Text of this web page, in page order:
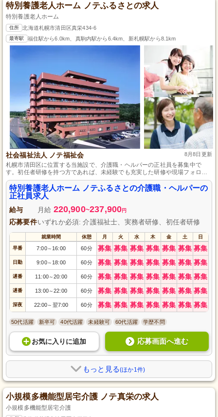
特別養護老人ホーム ノテふるさとの求人
特別養護老人ホーム
住所 北海道札幌市清田区真栄434-6
最寄駅 福住駅から6.0km、真駒内駅から6.4km、新札幌駅から8.1km
社会福祉法人 ノテ福祉会 8月8日更新
札幌市清田区に位置する当施設で、介護職・ヘルパーの正社員を募集中で
す。初任者研修を持つ方であれば、未経験でも充実した研修や現場フォロー
体制があるため安心してスタートできます。家庭的な雰囲気で生活援助に注
力し、地域社会で安心して暮らせる支援を行っています。退職金制度も整っ
ており、長期的なキャリアを築きたい方におすすめです。
特別養護老人ホーム ノテふるさとの介護職・ヘルパーの
正社員求人
給与 月給 220,900~237,900円
応募要件いずれか必須: 介護福祉士、実務者研修、初任者研修
就業時間 休憩 月 火 水 木 金 土 日
早番 7:00～ 16:00 60分 募集 募集 募集 募集 募集 募集 募集
日勤 9:00～ 18:00 60分 募集 募集 募集 募集 募集 募集 募集
遅番 11:00～20:00 60分 募集 募集 募集 募集 募集 募集 募集
遅番 13:00～22:00 60分 募集 募集 募集 募集 募集 募集 募集
深夜 22:00～ 翌7:00 60分 募集 募集 募集 募集 募集 募集 募集
50代活躍 新卒可 40代活躍 未経験可 60代活躍 学歴不問
お気に入り に追加 応募画面へ進む
もっと見る(ほか1件)
小規模多機能型居宅介護 ノテ真栄の求人
小規模多機能型居宅介護